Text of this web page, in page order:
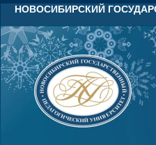
НОВОСИБИРСКИЙ